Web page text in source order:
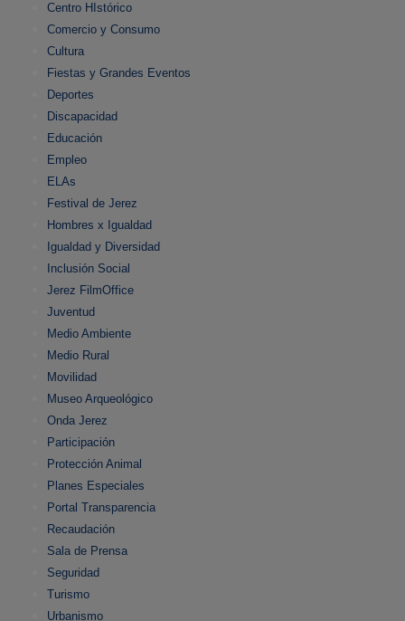
Centro HIstórico
Comercio y Consumo
Cultura
Fiestas y Grandes Eventos
Deportes
Discapacidad
Educación
Empleo
ELAs
Festival de Jerez
Hombres x Igualdad
Igualdad y Diversidad
Inclusión Social
Jerez FilmOffice
Juventud
Medio Ambiente
Medio Rural
Movilidad
Museo Arqueológico
Onda Jerez
Participación
Protección Animal
Planes Especiales
Portal Transparencia
Recaudación
Sala de Prensa
Seguridad
Turismo
Urbanismo